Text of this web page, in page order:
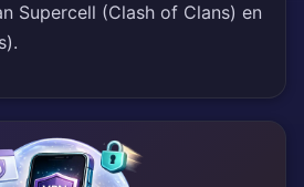
Supercell (Clash of Clans) en